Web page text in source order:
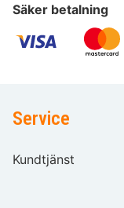
Säker betalning
Service
Kundtjänst